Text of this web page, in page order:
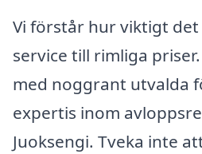
Vi förstår hur viktigt
service till rimliga
med noggrant utvalda
expertis inom
Juoksengi. Tveka inte